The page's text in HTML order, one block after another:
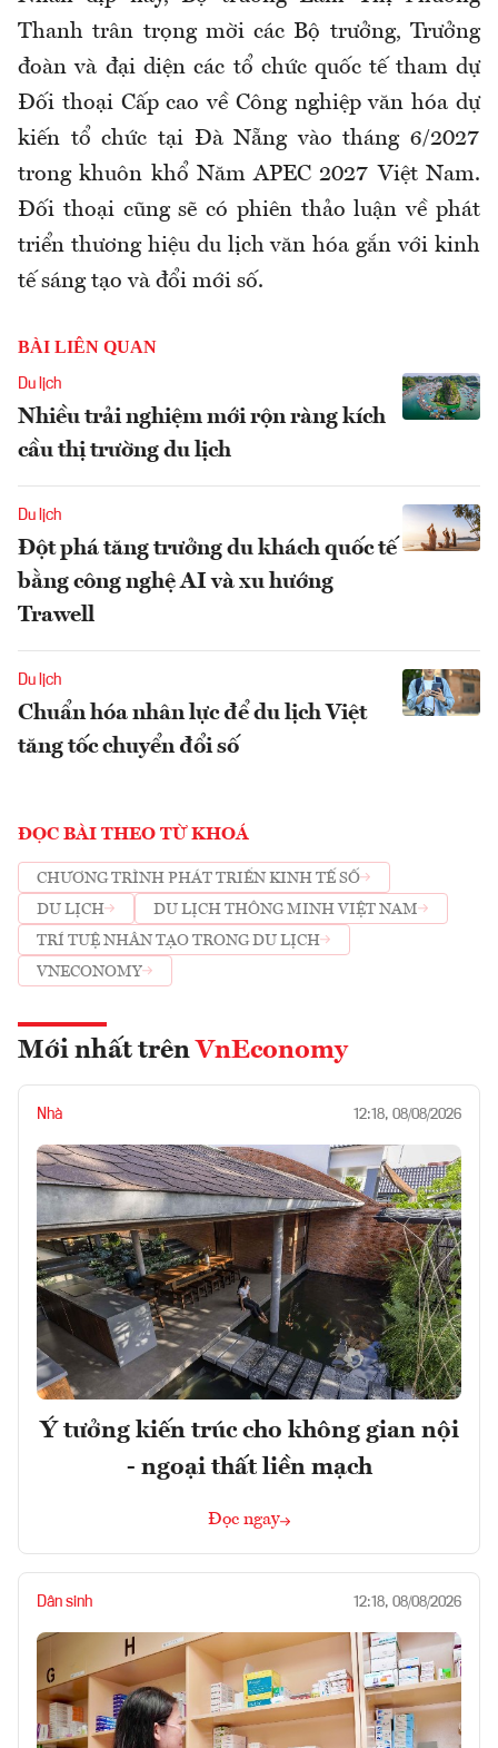
Thanh trân trọng mời các Bộ trưởng, Trưởng
đoàn và đại diện các tổ chức quốc tế tham dự
Đối thoại Cấp cao về Công nghiệp văn hóa dự
kiến tổ chức tại Đà Nẵng vào tháng 6/2027
trong khuôn khổ Năm APEC 2027 Việt Nam.
Đối thoại cũng sẽ có phiên thảo luận về phát
triển thương hiệu du lịch văn hóa gắn với kinh
tế sáng tạo và đổi mới số.
BÀI LIÊN QUAN
Du lịch
Nhiều trải nghiệm mới rộn ràng kích
cầu thị trường du lịch
Du lịch
Đột phá tăng trưởng du khách quốc tế
bằng công nghệ AI và xu hướng
Trawell
Du lịch
Chuẩn hóa nhân lực để du lịch Việt
tăng tốc chuyển đổi số
ĐỌC BÀI THEO TỪ KHOÁ
CHƯƠNG TRÌNH PHÁT TRIỂN KINH TẾ SỐ
DU LỊCH
DU LỊCH THÔNG MINH VIỆT NAM
TRÍ TUỆ NHÂN TẠO TRONG DU LỊCH
VNECONOMY
Mới nhất trên VnEconomy
Nhà 12:18, 08/08/2026
Ý tưởng kiến trúc cho không gian nội
- ngoại thất liền mạch
Đọc ngay
Dân sinh 12:18, 08/08/2026